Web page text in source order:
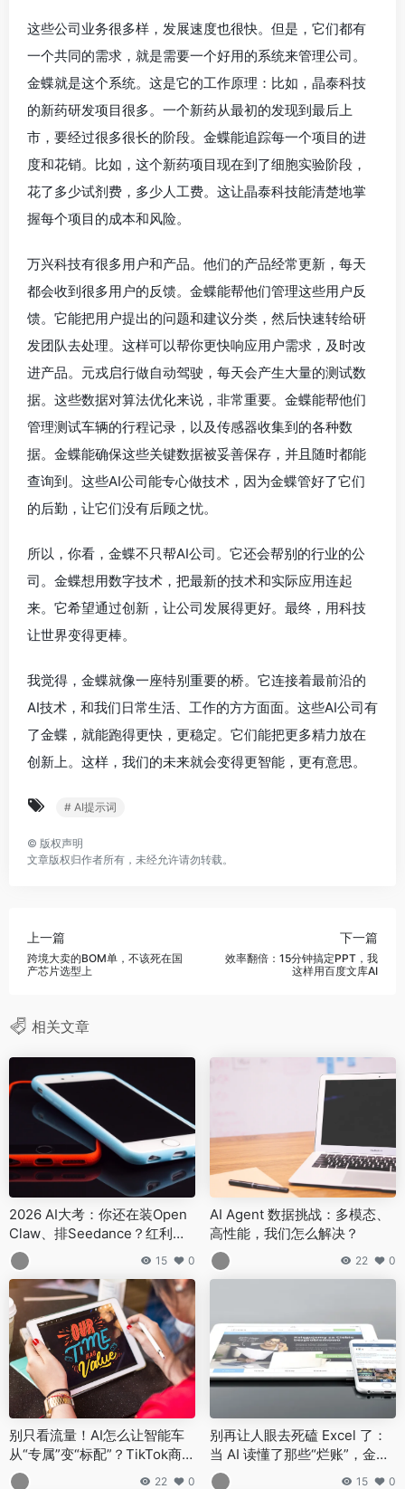
这些公司业务很多样，发展速度也很快。但是，它们都有
一个共同的需求，就是需要一个好用的系统来管理公司。
金蝶就是这个系统。这是它的工作原理：比如，晶泰科技
的新药研发项目很多。一个新药从最初的发现到最后上
市，要经过很多很长的阶段。金蝶能追踪每一个项目的进
度和花销。比如，这个新药项目现在到了细胞实验阶段，
花了多少试剂费，多少人工费。这让晶泰科技能清楚地掌
握每个项目的成本和风险。
万兴科技有很多用户和产品。他们的产品经常更新，每天
都会收到很多用户的反馈。金蝶能帮他们管理这些用户反
馈。它能把用户提出的问题和建议分类，然后快速转给研
发团队去处理。这样可以帮你更快响应用户需求，及时改
进产品。元戎启行做自动驾驶，每天会产生大量的测试数
据。这些数据对算法优化来说，非常重要。金蝶能帮他们
管理测试车辆的行程记录，以及传感器收集到的各种数
据。金蝶能确保这些关键数据被妥善保存，并且随时都能
查询到。这些AI公司能专心做技术，因为金蝶管好了它们
的后勤，让它们没有后顾之忧。
所以，你看，金蝶不只帮AI公司。它还会帮别的行业的公
司。金蝶想用数字技术，把最新的技术和实际应用连起
来。它希望通过创新，让公司发展得更好。最终，用科技
让世界变得更棒。
我觉得，金蝶就像一座特别重要的桥。它连接着最前沿的
AI技术，和我们日常生活、工作的方方面面。这些AI公司有
了金蝶，就能跑得更快，更稳定。它们能把更多精力放在
创新上。这样，我们的未来就会变得更智能，更有意思。
# AI提示词
© 版权声明
文章版权归作者所有，未经允许请勿转载。
上一篇
跨境大卖的BOM单，不该死在国
产芯片选型上
下一篇
效率翻倍：15分钟搞定PPT，我
这样用百度文库AI
相关文章
2026 AI大考：你还在装Open
Claw、排Seedance？红利只
留给行动派！
15 0
AI Agent 数据挑战：多模态、
高性能，我们怎么解决？
22 0
别只看流量！AI怎么让智能车
从“专属”变“标配”？TikTok商家
得看懂！
22 0
别再让人眼去死磕 Excel 了：
当 AI 读懂了那些“烂账”，金融
的生意才真正开始
15 0